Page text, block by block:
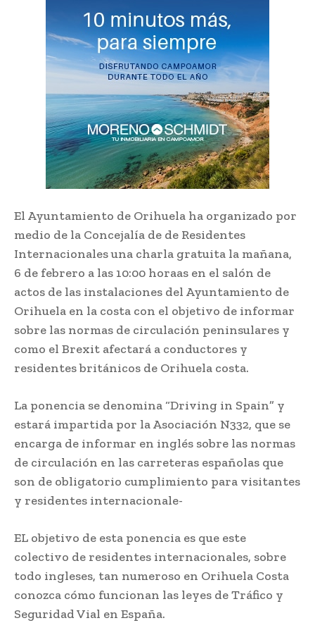
El Ayuntamiento de Orihuela ha organizado por
medio de la Concejalía de de Residentes
Internacionales una charla gratuita la mañana,
6 de febrero a las 10:00 horaas en el salón de
actos de las instalaciones del Ayuntamiento de
Orihuela en la costa con el objetivo de informar
sobre las normas de circulación peninsulares y
como el Brexit afectará a conductores y
residentes británicos de Orihuela costa.
La ponencia se denomina “Driving in Spain” y
estará impartida por la Asociación N332, que se
encarga de informar en inglés sobre las normas
de circulación en las carreteras españolas que
son de obligatorio cumplimiento para visitantes
y residentes internacionale-
EL objetivo de esta ponencia es que este
colectivo de residentes internacionales, sobre
todo ingleses, tan numeroso en Orihuela Costa
conozca cómo funcionan las leyes de Tráfico y
Seguridad Vial en España.